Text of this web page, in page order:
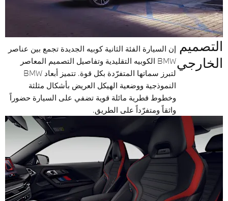
التصميم
الخارجي
إن السيارة الفئة الثانية كوبيه الجديدة تجمع بين عناصر
BMW الكوبيه التقليدية وتفاصيل التصميم المعاصر
لتبرز سماتها المتفرّدة بكل قوة. تتميز أبعاد BMW
النموذجية ووضعية الهيكل العريض بأشكال مثلثة
وخطوط قطرية مائلة قوية تضفي على السيارة حضوراً
واثقاً ومتفرّداً على الطريق.